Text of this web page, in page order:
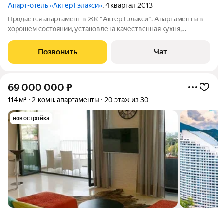
Апарт-отель «Актер Гэлакси», 4 квартал 2013
Продается апартамент в ЖК "Актёр Гэлакси". Апартаменты в
хорошем состоянии, установлена качественная кухня,
придаёт уютную атмосферу, воздушности и завораживает
своим видом.
Позвонить Чат
69 000 000 ₽
114 м² 2-комн. апартаменты 20 этаж из 30
новостройка